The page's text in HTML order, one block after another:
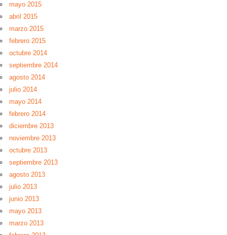
mayo 2015
abril 2015
marzo 2015
febrero 2015
octubre 2014
septiembre 2014
agosto 2014
julio 2014
mayo 2014
febrero 2014
diciembre 2013
noviembre 2013
octubre 2013
septiembre 2013
agosto 2013
julio 2013
junio 2013
mayo 2013
marzo 2013